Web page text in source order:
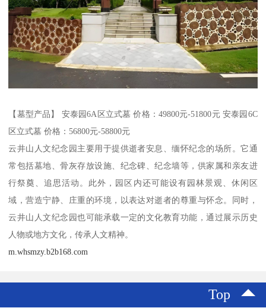
【墓型产品】 安泰园6A区立式墓 价格：49800元-51800元 安泰园6C
区立式墓 价格：56800元-58800元
云井山人文纪念园主要用于提供逝者安息、缅怀纪念的场所。它通
常包括墓地、骨灰存放设施、纪念碑、纪念墙等，供家属和亲友进
行祭奠、追思活动。此外，园区内还可能设有园林景观、休闲区
域，营造宁静、庄重的环境，以表达对逝者的尊重与怀念。同时，
云井山人文纪念园也可能承载一定的文化教育功能，通过展示历史
人物或地方文化，传承人文精神。
m.whsmzy.b2b168.com
Top